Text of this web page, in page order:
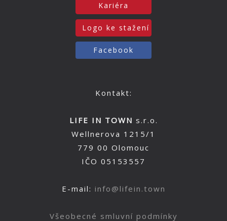
Kariéra
Logo ke stažení
Facebook
Kontakt:
LIFE IN TOWN s.r.o.
Wellnerova 1215/1
779 00 Olomouc
IČO 05153557
E-mail: info@lifein.town
Všeobecné smluvní podmínky